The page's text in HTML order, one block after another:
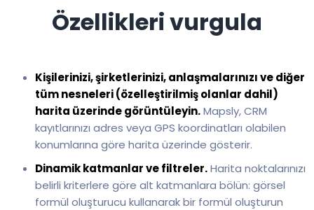
Özellikleri vurgula
Kişilerinizi, şirketlerinizi, anlaşmalarınızı ve diğer
tüm nesneleri (özelleştirilmiş olanlar dahil)
harita üzerinde görüntüleyin.Mapsly, CRM
kayıtlarınızı adres veya GPS koordinatları olabilen
konumlarına göre harita üzerinde gösterir.
Dinamik katmanlar ve filtreler.Harita noktalarınızı
belirli kriterlere göre alt katmanlara bölün: görsel
formül oluşturucu kullanarak bir formül oluşturun